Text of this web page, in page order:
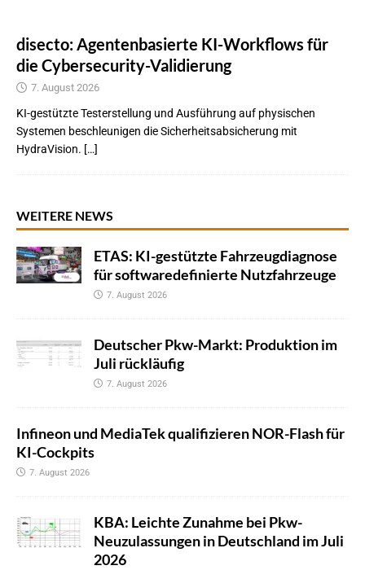
disecto: Agentenbasierte KI-Workflows für
die Cybersecurity-Validierung
7. August 2026
KI-gestützte Testerstellung und Ausführung auf physischen
Systemen beschleunigen die Sicherheitsabsicherung mit
HydraVision. […]
WEITERE NEWS
ETAS: KI-gestützte Fahrzeugdiagnose
für softwaredefinierte Nutzfahrzeuge
7. August 2026
Deutscher Pkw-Markt: Produktion im
Juli rückläufig
7. August 2026
Infineon und MediaTek qualifizieren NOR-Flash für
KI-Cockpits
7. August 2026
KBA: Leichte Zunahme bei Pkw-
Neuzulassungen in Deutschland im Juli
2026